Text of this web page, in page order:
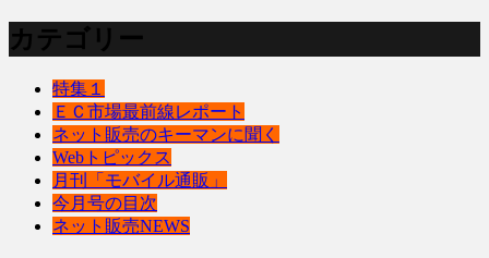
カテゴリー
特集１
ＥＣ市場最前線レポート
ネット販売のキーマンに聞く
Webトピックス
月刊「モバイル通販」
今月号の目次
ネット販売NEWS